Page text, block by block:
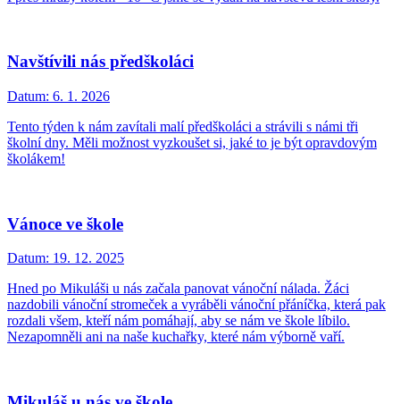
Navštívili nás předškoláci
Datum: 6. 1. 2026
Tento týden k nám zavítali malí předškoláci a strávili s námi tři
školní dny. Měli možnost vyzkoušet si, jaké to je být opravdovým
školákem!
Vánoce ve škole
Datum: 19. 12. 2025
Hned po Mikuláši u nás začala panovat vánoční nálada. Žáci
nazdobili vánoční stromeček a vyráběli vánoční přáníčka, která pak
rozdali všem, kteří nám pomáhají, aby se nám ve škole líbilo.
Nezapomněli ani na naše kuchařky, které nám výborně vaří.